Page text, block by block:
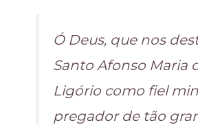
Ó Deus, que nos
Santo Afonso Maria
Ligório como fiel
pregador de tão